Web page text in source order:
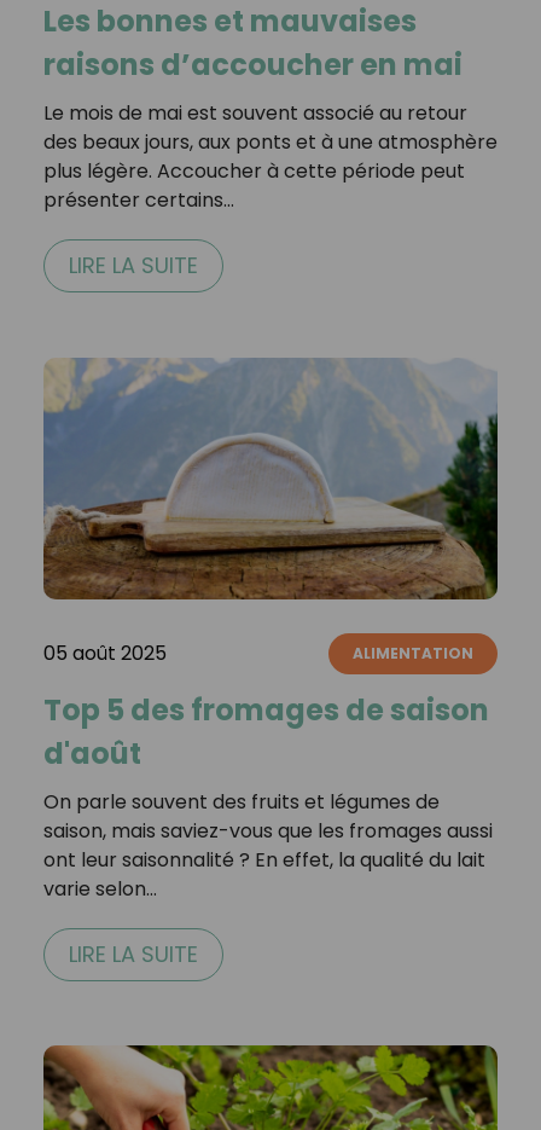
Les bonnes et mauvaises
raisons d’accoucher en mai
Le mois de mai est souvent associé au retour
des beaux jours, aux ponts et à une atmosphère
plus légère. Accoucher à cette période peut
présenter certains…
LIRE LA SUITE
05 août 2025 ALIMENTATION
Top 5 des fromages de saison
d'août
On parle souvent des fruits et légumes de
saison, mais saviez-vous que les fromages aussi
ont leur saisonnalité ? En effet, la qualité du lait
varie selon…
LIRE LA SUITE